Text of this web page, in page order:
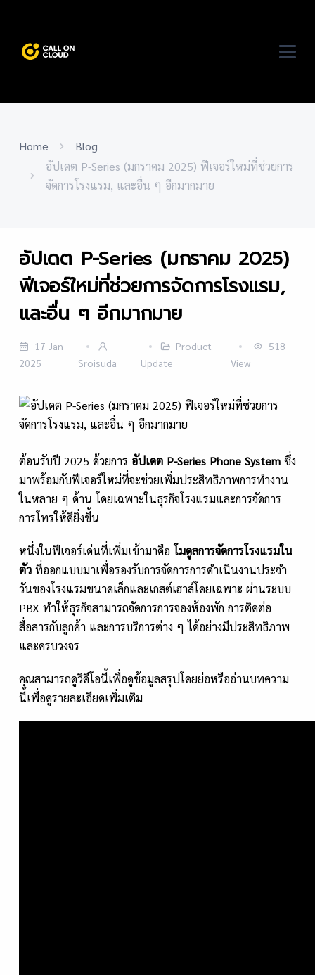
Home
Blog
อัปเดต P-Series (มกราคม 2025) ฟีเจอร์ใหม่ที่ช่วยการ
จัดการโรงแรม, และอื่น ๆ อีกมากมาย
อัปเดต P-Series (มกราคม 2025)
ฟีเจอร์ใหม่ที่ช่วยการจัดการโรงแรม,
และอื่น ๆ อีกมากมาย
17 Jan
2025
Sroisuda
Product
Update
518
View
ต้อนรับปี 2025 ด้วยการ อัปเดต P-Series Phone System ซึ่ง
มาพร้อมกับฟีเจอร์ใหม่ที่จะช่วยเพิ่มประสิทธิภาพการทำงาน
ในหลาย ๆ ด้าน โดยเฉพาะในธุรกิจโรงแรมและการจัดการ
การโทรให้ดียิ่งขึ้น
หนึ่งในฟีเจอร์เด่นที่เพิ่มเข้ามาคือ โมดูลการจัดการโรงแรมใน
ตัว ที่ออกแบบมาเพื่อรองรับการจัดการการดำเนินงานประจำ
วันของโรงแรมขนาดเล็กและเกสต์เฮาส์โดยเฉพาะ ผ่านระบบ
PBX ทำให้ธุรกิจสามารถจัดการการจองห้องพัก การติดต่อ
สื่อสารกับลูกค้า และการบริการต่าง ๆ ได้อย่างมีประสิทธิภาพ
และครบวงจร
คุณสามารถดูวิดีโอนี้เพื่อดูข้อมูลสรุปโดยย่อหรืออ่านบทความ
นี้เพื่อดูรายละเอียดเพิ่มเติม